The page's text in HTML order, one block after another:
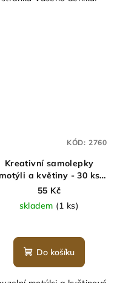
Kreativní samolepky
a květiny - 30 ks
(fialoví)
55 Kč
skladem (1 ks)
Do košíku
KÓD: 2760